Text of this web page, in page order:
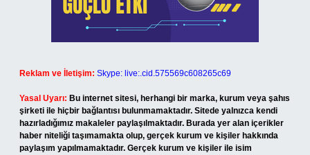
Reklam ve İletişim: Skype: live:.cid.575569c608265c69
Yasal Uyarı: Bu internet sitesi, herhangi bir marka, kurum veya şahıs
şirketi ile hiçbir bağlantısı bulunmamaktadır. Sitede yalnızca kendi
hazırladığımız makaleler paylaşılmaktadır. Burada yer alan içerikler
haber niteliği taşımamakta olup, gerçek kurum ve kişiler hakkında
paylaşım yapılmamaktadır. Gerçek kurum ve kişiler ile isim